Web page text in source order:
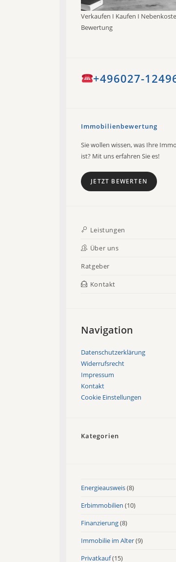
Verkaufen I Kaufen I
Bewertung
+496027-
Immobilienbewertung
Sie wollen wissen, was Ihre
ist? Mit uns erfahren Sie es!
JETZT BEWERTEN
Leistungen
Über uns
Ratgeber
Kontakt
Navigation
Datenschutzerklärung
Widerrufsrecht
Impressum
Kontakt
Cookie Einstellungen
Kategorien
Energieausweis(8)
Erbimmobilien (10)
Finanzierung(8)
Immobilie im Alter(9)
Privatkauf(15)